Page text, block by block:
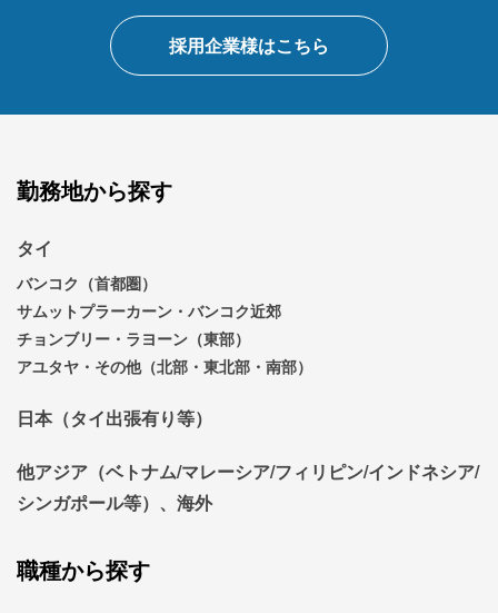
採用企業様はこちら
勤務地から探す
タイ
バンコク（首都圏）
サムットプラーカーン・バンコク近郊
チョンブリー・ラヨーン（東部）
アユタヤ・その他（北部・東北部・南部）
日本（タイ出張有り等）
他アジア（ベトナム/マレーシア/フィリピン/インドネシア/
シンガポール等）、海外
職種から探す